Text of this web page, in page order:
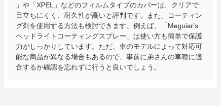
」や「XPEL」などのフィルムタイプのカバーは、クリアで
目立ちにくく、耐久性が高いと評判です。また、コーティン
グ剤を使用する方法も検討できます。例えば、「Meguiar's
ヘッドライトコーティングスプレー」は使い方も簡単で保護
力がしっかりしています。ただ、車のモデルによって対応可
能な商品が異なる場合もあるので、事前に弟さんの車種に適
合するか確認を忘れずに行うと良いでしょう。